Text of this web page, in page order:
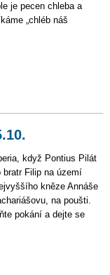
je pecen chleba a
„chléb náš
když Pontius Pilát
bratr Filip na území
kněze Annáše
na poušti.
pokání a dejte se